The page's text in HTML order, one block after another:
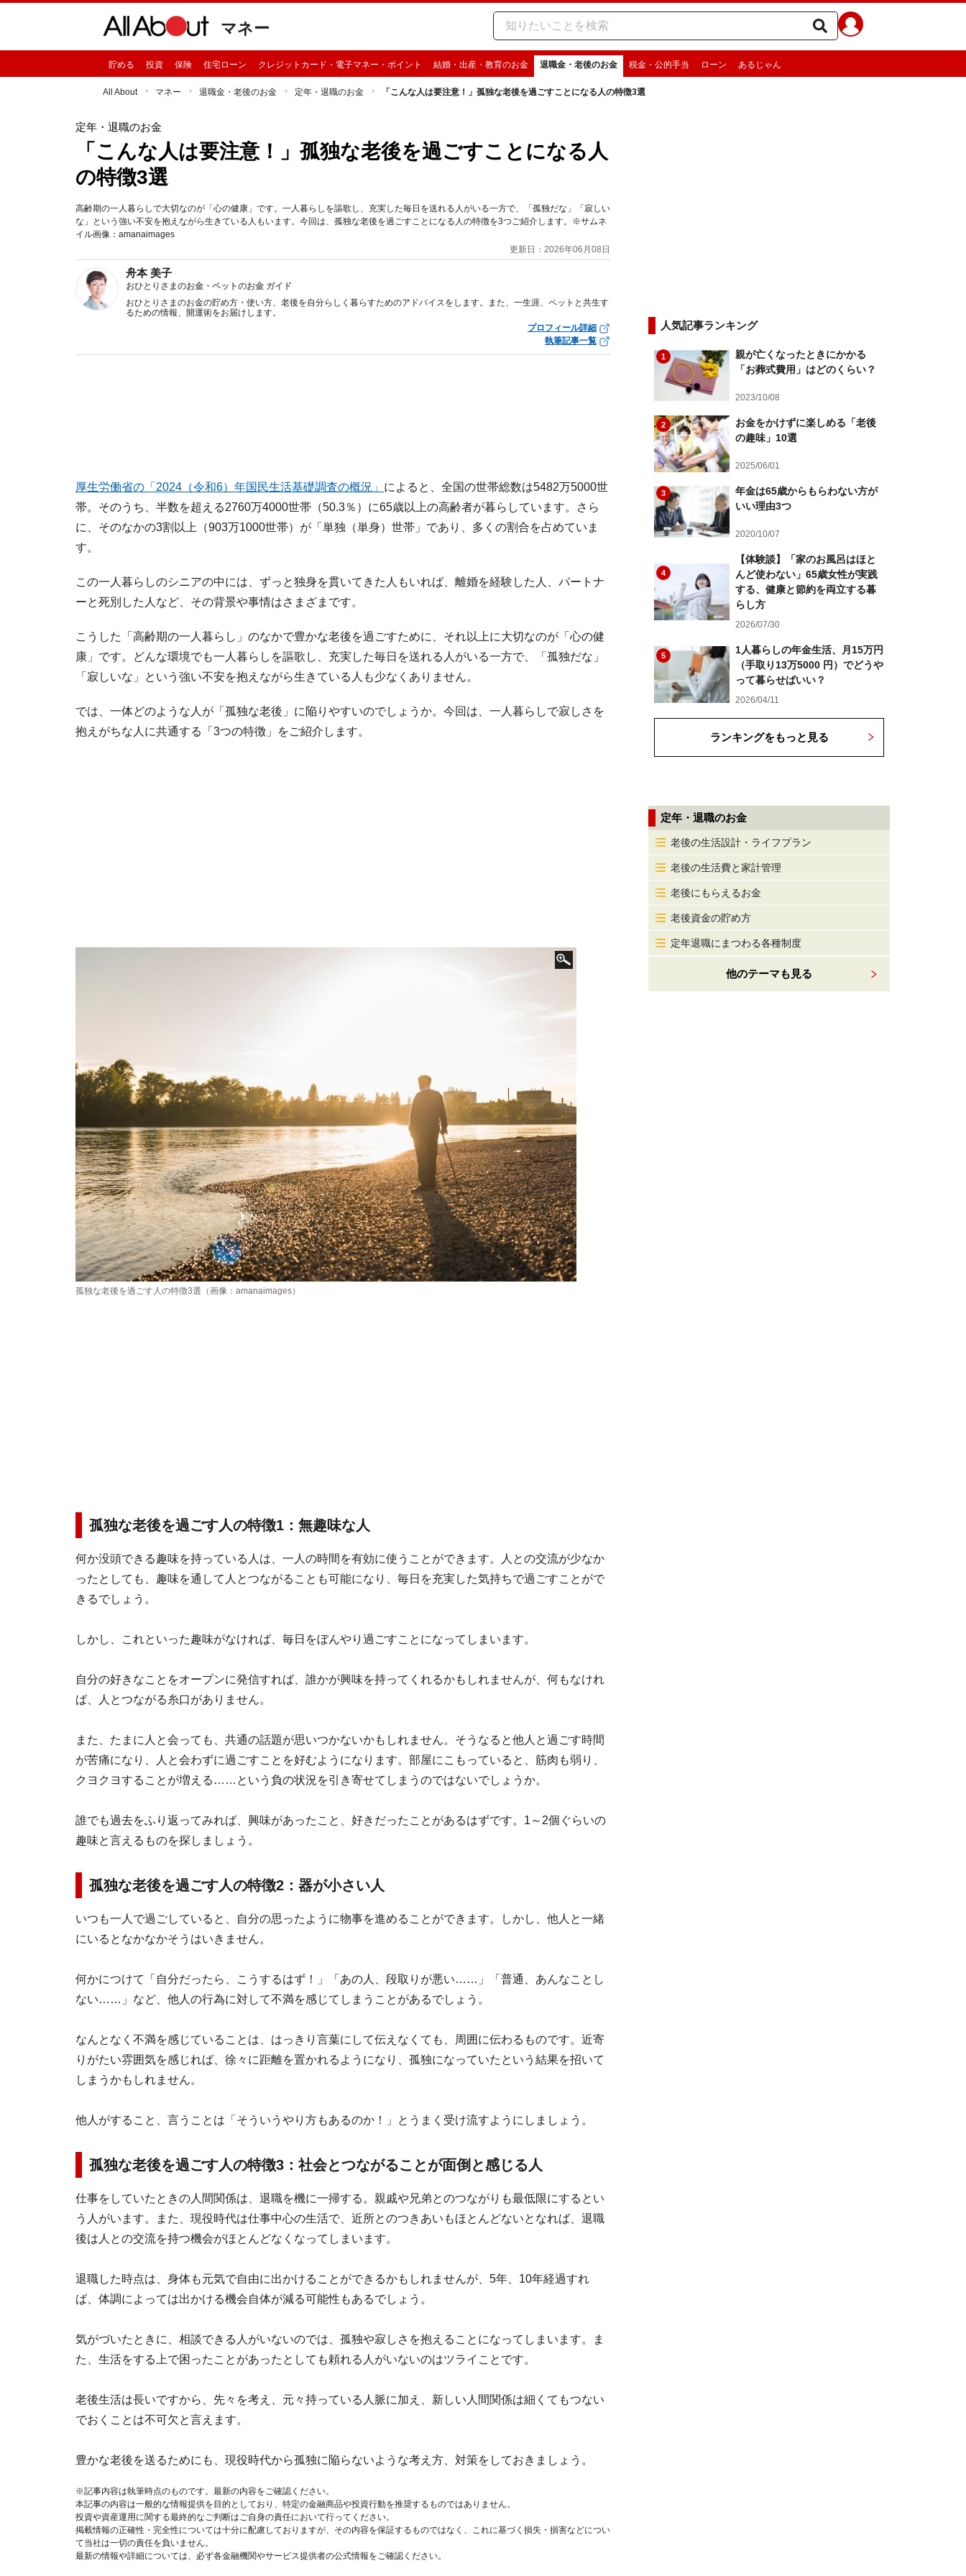
マネー
貯める 投資 保険 住宅ローン クレジットカード・電子マネー・ポイント 結婚・出産・教育のお金 退職金・老後のお金 税金・公的手当 ローン あるじゃん
All About マネー 退職金・老後のお金 定年・退職のお金 「こんな人は要注意！」孤独な老後を過ごすことになる人の特徴3選
定年・退職のお金
「こんな人は要注意！」孤独な老後を過ごすことになる人
の特徴3選
高齢期の一人暮らしで大切なのが「心の健康」です。一人暮らしを謳歌し、充実した毎日を送れる人がいる一方で、「孤独だな」「寂しい
な」という強い不安を抱えながら生きている人もいます。今回は、孤独な老後を過ごすことになる人の特徴を3つご紹介します。※サムネ
イル画像：amanaimages
更新日：2026年06月08日
舟本 美子
おひとりさまのお金・ペットのお金 ガイド
おひとりさまのお金の貯め方・使い方、老後を自分らしく暮らすためのアドバイスをします。また、一生涯、ペットと共生す
るための情報、開運術をお届けします。
プロフィール詳細
執筆記事一覧
厚生労働省の「2024（令和6）年国民生活基礎調査の概況」 によると、全国の世帯総数は5482万5000世
帯。そのうち、半数を超える2760万4000世帯（50.3％）に65歳以上の高齢者が暮らしています。さら
に、そのなかの3割以上（903万1000世帯）が「単独（単身）世帯」であり、多くの割合を占めていま
す。
この一人暮らしのシニアの中には、ずっと独身を貫いてきた人もいれば、離婚を経験した人、パートナ
ーと死別した人など、その背景や事情はさまざまです。
こうした「高齢期の一人暮らし」のなかで豊かな老後を過ごすために、それ以上に大切なのが「心の健
康」です。どんな環境でも一人暮らしを謳歌し、充実した毎日を送れる人がいる一方で、「孤独だな」
「寂しいな」という強い不安を抱えながら生きている人も少なくありません。
では、一体どのような人が「孤独な老後」に陥りやすいのでしょうか。今回は、一人暮らしで寂しさを
抱えがちな人に共通する「3つの特徴」をご紹介します。
孤独な老後を過ごす人の特徴3選（画像：amanaimages）
孤独な老後を過ごす人の特徴1：無趣味な人
何か没頭できる趣味を持っている人は、一人の時間を有効に使うことができます。人との交流が少なか
ったとしても、趣味を通して人とつながることも可能になり、毎日を充実した気持ちで過ごすことがで
きるでしょう。
しかし、これといった趣味がなければ、毎日をぼんやり過ごすことになってしまいます。
自分の好きなことをオープンに発信すれば、誰かが興味を持ってくれるかもしれませんが、何もなけれ
ば、人とつながる糸口がありません。
また、たまに人と会っても、共通の話題が思いつかないかもしれません。そうなると他人と過ごす時間
が苦痛になり、人と会わずに過ごすことを好むようになります。部屋にこもっていると、筋肉も弱り、
クヨクヨすることが増える……という負の状況を引き寄せてしまうのではないでしょうか。
誰でも過去をふり返ってみれば、興味があったこと、好きだったことがあるはずです。1～2個ぐらいの
趣味と言えるものを探しましょう。
孤独な老後を過ごす人の特徴2：器が小さい人
いつも一人で過ごしていると、自分の思ったように物事を進めることができます。しかし、他人と一緒
にいるとなかなかそうはいきません。
何かにつけて「自分だったら、こうするはず！」「あの人、段取りが悪い……」「普通、あんなことし
ない……」など、他人の行為に対して不満を感じてしまうことがあるでしょう。
なんとなく不満を感じていることは、はっきり言葉にして伝えなくても、周囲に伝わるものです。近寄
りがたい雰囲気を感じれば、徐々に距離を置かれるようになり、孤独になっていたという結果を招いて
しまうかもしれません。
他人がすること、言うことは「そういうやり方もあるのか！」とうまく受け流すようにしましょう。
孤独な老後を過ごす人の特徴3：社会とつながることが面倒と感じる人
仕事をしていたときの人間関係は、退職を機に一掃する。親戚や兄弟とのつながりも最低限にするとい
う人がいます。また、現役時代は仕事中心の生活で、近所とのつきあいもほとんどないとなれば、退職
後は人との交流を持つ機会がほとんどなくなってしまいます。
退職した時点は、身体も元気で自由に出かけることができるかもしれませんが、5年、10年経過すれ
ば、体調によっては出かける機会自体が減る可能性もあるでしょう。
気がづいたときに、相談できる人がいないのでは、孤独や寂しさを抱えることになってしまいます。ま
た、生活をする上で困ったことがあったとしても頼れる人がいないのはツライことです。
老後生活は長いですから、先々を考え、元々持っている人脈に加え、新しい人間関係は細くてもつない
でおくことは不可欠と言えます。
豊かな老後を送るためにも、現役時代から孤独に陥らないような考え方、対策をしておきましょう。
※記事内容は執筆時点のものです。最新の内容をご確認ください。
本記事の内容は一般的な情報提供を目的としており、特定の金融商品や投資行動を推奨するものではありません。
投資や資産運用に関する最終的なご判断はご自身の責任において行ってください。
掲載情報の正確性・完全性については十分に配慮しておりますが、その内容を保証するものではなく、これに基づく損失・損害などについ
て当社は一切の責任を負いません。
最新の情報や詳細については、必ず各金融機関やサービス提供者の公式情報をご確認ください。
人気記事ランキング
1
親が亡くなったときにかかる
「お葬式費用」はどのくらい？
2023/10/08
2
お金をかけずに楽しめる「老後
の趣味」10選
2025/06/01
3
年金は65歳からもらわない方が
いい理由3つ
2020/10/07
4
【体験談】「家のお風呂はほと
んど使わない」65歳女性が実践
する、健康と節約を両立する暮
らし方
2026/07/30
5
1人暮らしの年金生活、月15万円
（手取り13万5000 円）でどうや
って暮らせばいい？
2026/04/11
ランキングをもっと見る
定年・退職のお金
老後の生活設計・ライフプラン
老後の生活費と家計管理
老後にもらえるお金
老後資金の貯め方
定年退職にまつわる各種制度
他のテーマも見る